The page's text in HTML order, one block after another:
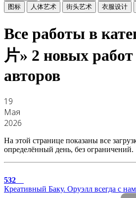
图标
人体艺术 街头艺术 衣服设计
Все работы в
片» 2 новых работ
авторов
19
Мая
2026
На этой странице показаны все
определённый день, без ограничений.
532
Креативный Баку. Оруэлл всегда с